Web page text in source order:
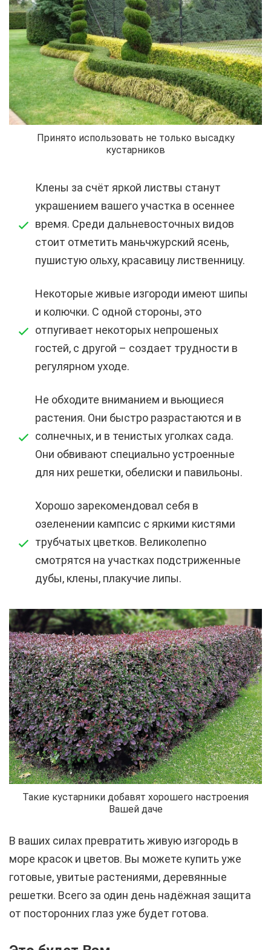
Принято использовать не только высадку
кустарников
Клены за счёт яркой листвы станут
украшением вашего участка в осеннее
время. Среди дальневосточных видов
стоит отметить маньчжурский ясень,
пушистую ольху, красавицу лиственницу.
Некоторые живые изгороди имеют шипы
и колючки. С одной стороны, это
отпугивает некоторых непрошеных
гостей, с другой – создает трудности в
регулярном уходе.
Не обходите вниманием и вьющиеся
растения. Они быстро разрастаются и в
солнечных, и в тенистых уголках сада.
Они обвивают специально устроенные
для них решетки, обелиски и павильоны.
Хорошо зарекомендовал себя в
озеленении кампсис с яркими кистями
трубчатых цветков. Великолепно
смотрятся на участках подстриженные
дубы, клены, плакучие липы.
Такие кустарники добавят хорошего настроения
Вашей даче
В ваших силах превратить живую изгородь в
море красок и цветов. Вы можете купить уже
готовые, увитые растениями, деревянные
решетки. Всего за один день надёжная защита
от посторонних глаз уже будет готова.